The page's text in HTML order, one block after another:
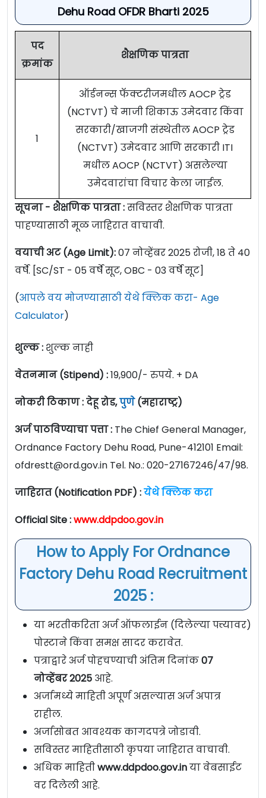
Dehu Road OFDR Bharti 2025
पद
क्रमांक
शैक्षणिक पात्रता
1
ऑर्डनन्स फॅक्टरीजमधील AOCP ट्रेड
(NCTVT) चे माजी शिकाऊ उमेदवार किंवा
सरकारी/खाजगी संस्थेतील AOCP ट्रेड
(NCTVT) उमेदवार आणि सरकारी ITI
मधील AOCP (NCTVT) असलेल्या
उमेदवारांचा विचार केला जाईल.
सूचना - शैक्षणिक पात्रता :सविस्तर शैक्षणिक पात्रता
पाहण्यासाठी मूळ जाहिरात वाचावी.
वयाची अट (Age Limit):07 नोव्हेंबर 2025 रोजी, 18 ते 40
वर्षे. [SC/ST - 05 वर्षे सूट, OBC - 03 वर्षे सूट]
(आपले वय मोजण्यासाठी येथे क्लिक करा- Age
Calculator)
शुल्क : शुल्क नाही
वेतनमान (Stipend) :19,900/- रुपये. + DA
नोकरी ठिकाण : देहू रोड,पुणे(महाराष्ट्र)
अर्ज पाठविण्याचा पत्ता : The Chief General Manager,
Ordnance Factory Dehu Road, Pune-412101 Email:
ofdrestt@ord.gov.in Tel. No.: 020-27167246/47/98.
जाहिरात (Notification PDF) :येथे क्लिक करा
Official Site :www.ddpdoo.gov.in
How to Apply For Ordnance
Factory Dehu Road Recruitment
2025 :
या भरतीकरिता अर्ज ऑफलाईन (दिलेल्या पत्त्यावर)
पोस्टाने किंवा समक्ष सादर करावेत.
पत्राद्वारे अर्ज पोहचण्याची अंतिम दिनांक07
नोव्हेंबर 2025 आहे.
अर्जामध्ये माहिती अपूर्ण असल्यास अर्ज अपात्र
राहील.
अर्जासोबत आवश्यक कागदपत्रे जोडावी.
सविस्तर माहितीसाठी कृपया जाहिरात वाचावी.
अधिक माहितीwww.ddpdoo.gov.inया वेबसाईट
वर दिलेली आहे.